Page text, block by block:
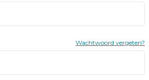
Wachtwoord vergeten?